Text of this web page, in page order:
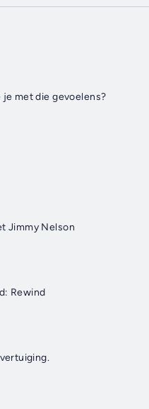
met die gevoelens?
Jimmy Nelson
Rewind